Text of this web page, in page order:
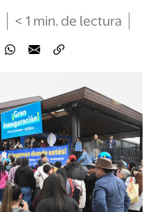
< 1 min. de lectura